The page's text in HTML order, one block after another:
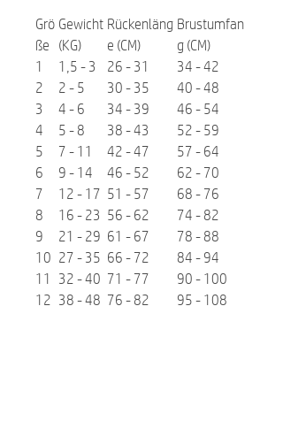
Grö
ße
Gewicht
(KG)
Rückenläng
e (CM)
Brustumfan
g (CM)
1
1,5 - 3 26 - 31
34 - 42
2
2 - 5 30 - 35
40 - 48
3
4 - 6 34 - 39
46 - 54
4
5 - 8 38 - 43
52 - 59
5
7 - 11 42 - 47
57 - 64
6
9 - 14 46 - 52
62 - 70
7
12 - 17 51 - 57
68 - 76
8
16 - 23 56 - 62
74 - 82
9
21 - 29 61 - 67
78 - 88
10 27 - 35 66 - 72
84 - 94
11
32 - 40 71 - 77
90 - 100
12 38 - 48 76 - 82 95 - 108